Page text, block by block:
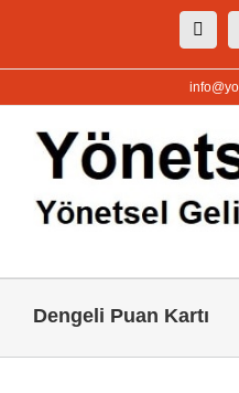
content
Dengeli Puan Kartı